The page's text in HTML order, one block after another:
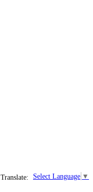
Select Language ▼
Translate: